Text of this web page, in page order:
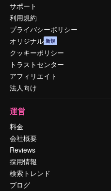
サポート
利用規約
プライバシーポリシー
オリジナル 新規
クッキーポリシー
トラストセンター
アフィリエイト
法人向け
運営
料金
会社概要
Reviews
採用情報
検索トレンド
ブログ